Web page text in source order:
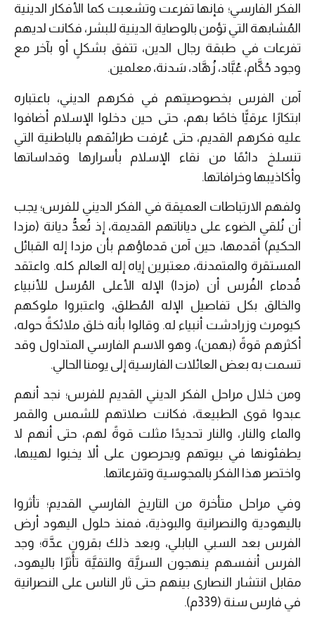
الفكر الفارسي؛ فإنها تفرعت وتشعبت كما الأفكار الدينية
المُشابهة التي تؤمن بالوصاية الدينية للبشر، فكانت لديهم
تفرعات في طبقة رجال الدين، تتفق بشكلٍ أو بآخر مع
وجود حُكَّام، عُبَّاد، زُهَّاد، سَدنة، معلمين.
آمن الفرس بخصوصيتهم في فكرهم الديني، باعتباره
ابتكارًا عرقيًّا خاصًا بهم، حتى حين دخلوا الإسلام أضافوا
عليه فكرهم القديم، حتى عُرفت طرائقهم بالباطنية التي
تنسلخ دائمًا من نقاء الإسلام بأسرارها وقداساتها
وأكاذيبها وخرافاتها.
ولفهم الارتباطات العميقة في الفكر الديني للفرس؛ يجب
أن نُلقي الضوء على دياناتهم القديمة، إذ تُعدُّ ديانة (مزدا
الحكيم) أقدمها، حين آمن قدماؤهم بأن مزدا إله القبائل
المستقرة والمتمدنة، معتبرين إياه إله العالم كله. واعتقد
قُدماء الفُرس أن (مزدا) الإله الأعلى المُرسل للأنبياء
والخالق بكل تفاصيل الإله المُطلق، واعتبروا ملوكهم
كيومرث وزرادشت أنبياء له. وقالوا بأنه خلق ملائكةً حوله،
أكثرهم قوةً (بهمن)، وهو الاسم الفارسي المتداول وقد
تسمت به بعض العائلات الفارسية إلى يومنا الحالي.
ومن خلال مراحل الفكر الديني القديم للفرس؛ نجد أنهم
عبدوا قوى الطبيعة، فكانت صلاتهم للشمس والقمر
والماء والنار، والنار تحديدًا مثلت قوةً لهم، حتى أنهم لا
يطفئونها في بيوتهم ويحرصون على ألا يخبوا لهيبها،
واختصر هذا الفكر بالمجوسية وتفرعاتها.
وفي مراحل متأخرة من التاريخ الفارسي القديم؛ تأثروا
باليهودية والنصرانية والبوذية، فمنذ حلول اليهود أرض
الفرس بعد السبي البابلي، وبعد ذلك بقرونٍ عدَّة؛ وجد
الفرس أنفسهم ينهجون السريَّة والتقيَّة تأثرًا باليهود،
مقابل انتشار النصارى بينهم حتى ثار الناس على النصرانية
في فارس سنة (339م).